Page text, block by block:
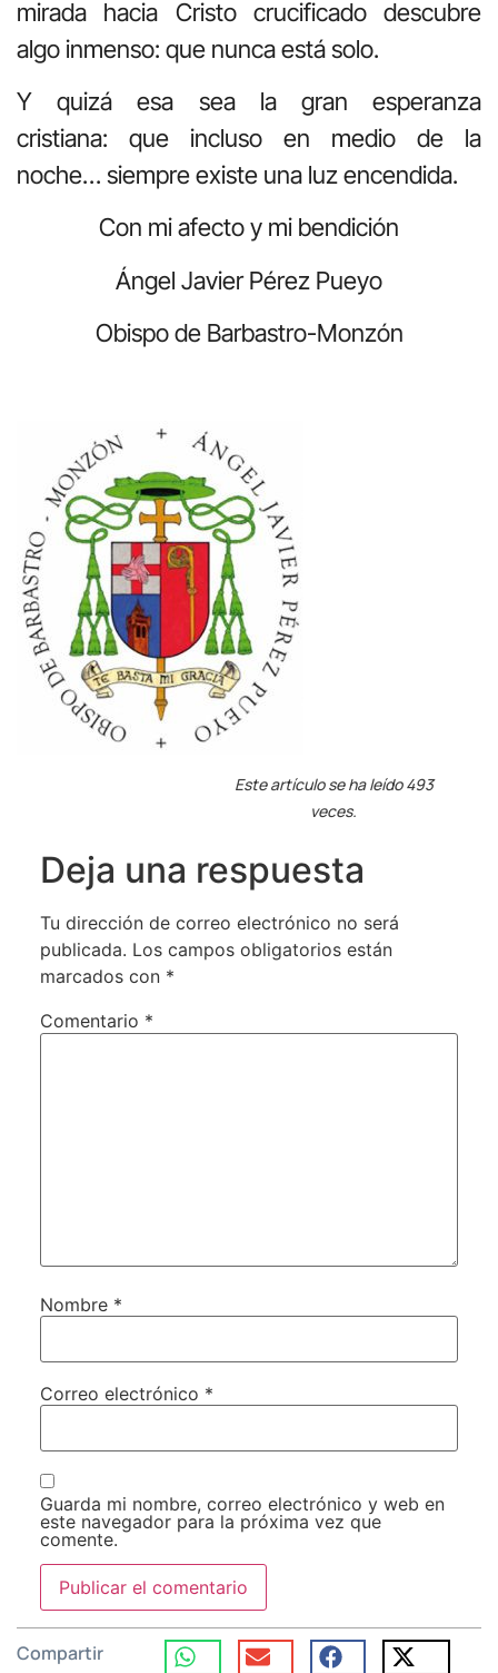
mirada hacia Cristo crucificado descubre
algo inmenso: que nunca está solo.
Y quizá esa sea la gran esperanza
cristiana: que incluso en medio de la
noche… siempre existe una luz encendida.
Con mi afecto y mi bendición
Ángel Javier Pérez Pueyo
Obispo de Barbastro-Monzón
Este artículo se ha leído 493
veces.
Deja una respuesta
Tu dirección de correo electrónico no será
publicada. Los campos obligatorios están
marcados con *
Comentario *
Nombre *
Correo electrónico *
Guarda mi nombre, correo electrónico y web en
este navegador para la próxima vez que
comente.
Compartir